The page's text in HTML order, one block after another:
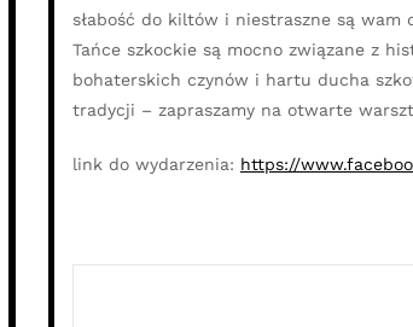
słabość do kiltów i niestraszne są
Tańce szkockie są mocno związane z
bohaterskich czynów i hartu ducha
tradycji – zapraszamy na otwarte
link do wydarzenia: https://